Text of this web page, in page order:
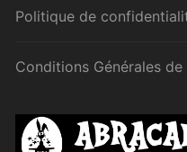
Politique de
Conditions Générales